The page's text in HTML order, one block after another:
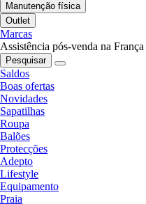
Manutenção física
Outlet
Marcas
Assistência pós-venda na França
Pesquisar
Saldos
Boas ofertas
Novidades
Sapatilhas
Roupa
Balões
Protecções
Adepto
Lifestyle
Equipamento
Praia